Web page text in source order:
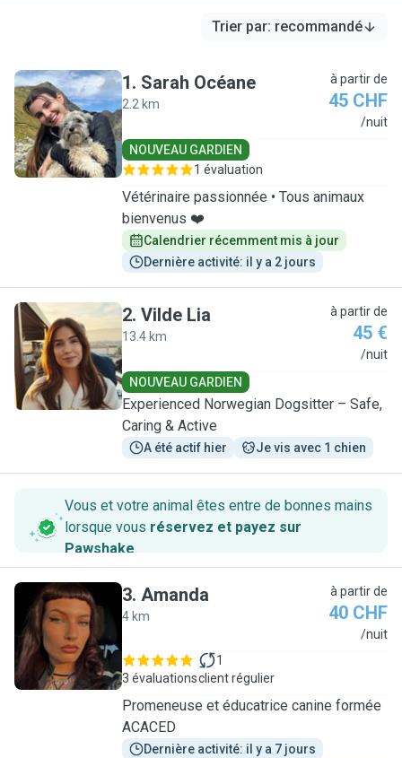
Trier par: recommandé
S
1. Sarah Océane
2.2 km
à partir de
45 CHF
/nuit
NOUVEAU GARDIEN
1 évaluation
Vétérinaire passionnée • Tous animaux
bienvenus ❤️
Calendrier récemment mis à jour
Dernière activité: il y a 2 jours
V
2. Vilde Lia
13.4 km
à partir de
45 €
/nuit
NOUVEAU GARDIEN
Experienced Norwegian Dogsitter – Safe,
Caring & Active
A été actif hier Je vis avec 1 chien
Vous et votre animal êtes entre de bonnes mains
lorsque vous réservez et payez sur
Pawshake.
A
3. Amanda
4 km
à partir de
40 CHF
/nuit
3 évaluations
1
client régulier
Promeneuse et éducatrice canine formée
ACACED
Dernière activité: il y a 7 jours